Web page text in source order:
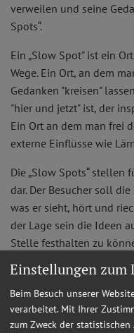
verweilen und seine
Spots“.
Ein „Slow Spot" ist ein
Wege. Ein Ort, an dem
Gedanken "kreisen"
"hier und jetzt" ist, der
Ein Ort an dem man frei
externe Einflüsse wie
Die „Slow Spots“ stellen
dar. Der Besucher soll
was er sieht, hört und
der Lage sein die Ideen
Stelle festhalten zu
Der
Spots“ diese Orte für
Büchlein sichtbar
Einstellungen zum
Beim Besuch unserer
verarbeitet. Mit Ihrer
zum Zweck der